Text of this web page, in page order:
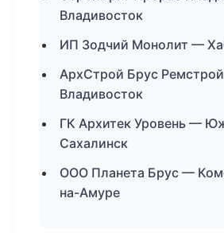
Владивосток
ИП Зодчий Монолит —
АрхСтрой Брус
Владивосток
ГК Архитек Уровень —
Сахалинск
ООО Планета Брус —
на-Амуре